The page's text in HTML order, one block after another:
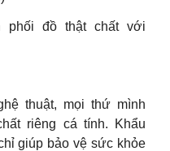
phối đồ thật chất với
thuật, mọi thứ mình
riêng cá tính. Khẩu
giúp bảo vệ sức khỏe